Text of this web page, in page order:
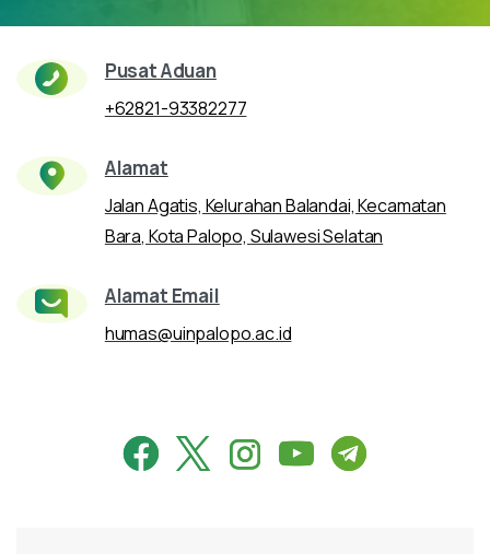
Pusat Aduan
+62821-93382277
Alamat
Jalan Agatis, Kelurahan Balandai, Kecamatan
Bara, Kota Palopo, Sulawesi Selatan
Alamat Email
humas@uinpalopo.ac.id